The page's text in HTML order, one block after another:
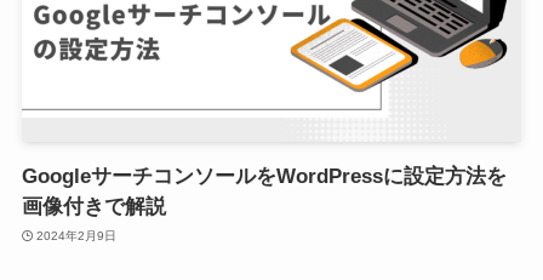
GoogleサーチコンソールをWordPressに設定方法を
画像付きで解説
2024年2月9日